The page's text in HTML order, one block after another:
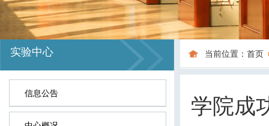
实验中心
信息公告
当前位置： 首页
学院成